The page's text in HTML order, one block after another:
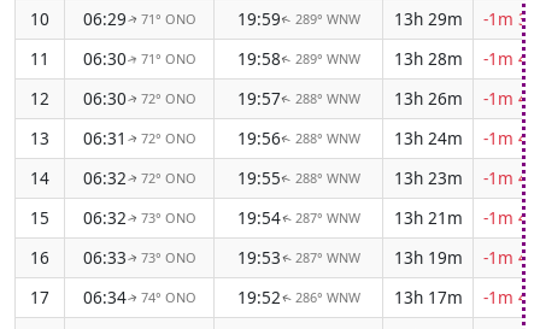
10
06:29↑ 71° ONO 19:59↑ 289° WNW 13h 29m
-1m
11
06:30↑ 71° ONO 19:58↑ 289° WNW 13h 28m
-1m
12
06:30↑ 72° ONO 19:57↑ 288° WNW 13h 26m
-1m
13
06:31 ↑ 72° ONO 19:56↑ 288° WNW 13h 24m
-1m
14
06:32↑ 72° ONO 19:55↑ 288° WNW 13h 23m
-1m
15
06:32↑ 73° ONO 19:54↑ 287° WNW 13h 21m
-1m
16
06:33↑ 73° ONO 19:53↑ 287° WNW 13h 19m
-1m
17
06:34↑ 74° ONO 19:52↑ 286° WNW 13h 17m
-1m